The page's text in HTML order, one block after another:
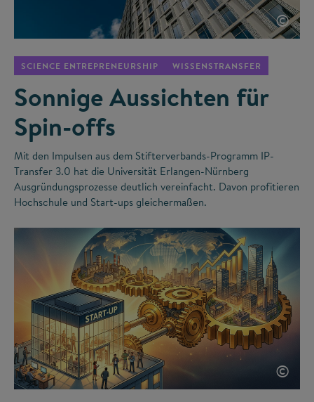
©
SCIENCE ENTREPRENEURSHIP WISSENSTRANSFER
Sonnige Aussichten für
Spin-offs
Mit den Impulsen aus dem Stifterverbands-Programm IP-
Transfer 3.0 hat die Universität Erlangen-Nürnberg
Ausgründungsprozesse deutlich vereinfacht. Davon profitieren
Hochschule und Start-ups gleichermaßen.
©